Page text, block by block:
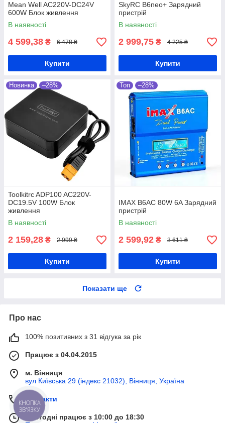
Mean Well AC220V-DC24V
600W Блок живлення
В наявності
4 599,38 ₴ 6 478 ₴
Купити
SkyRC B6neo+ Зарядний
пристрій
В наявності
2 999,75 ₴ 4 225 ₴
Купити
Новинка –28%
Toolkitrc ADP100 AC220V-
DC19.5V 100W Блок
живлення
В наявності
2 159,28 ₴ 2 999 ₴
Купити
Топ –28%
IMAX B6AC 80W 6A Зарядний
пристрій
В наявності
2 599,92 ₴ 3 611 ₴
Купити
Показати ще
Про нас
100% позитивних з 31 відгука за рік
Працює з 04.04.2015
м. Вінниця
вул Київська 29 (індекс 21032), Вінниця, Україна
Контакти
Сьогодні працює з 10:00 до 18:30
КНОПКА
ЗВ'ЯЗКУ